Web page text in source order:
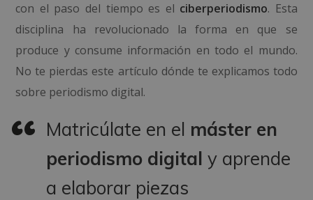
con el paso del tiempo es el ciberperiodismo. Esta
disciplina ha revolucionado la forma en que se
produce y consume información en todo el mundo.
No te pierdas este artículo dónde te explicamos todo
sobre periodismo digital.
Matricúlate en el máster en
periodismo digital y aprende
a elaborar piezas